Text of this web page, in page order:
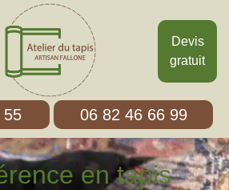
Devis
gratuit
55 06 82 46 66 99
en tapis